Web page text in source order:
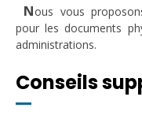
Nous vous
pour les documents
administrations.
Conseils